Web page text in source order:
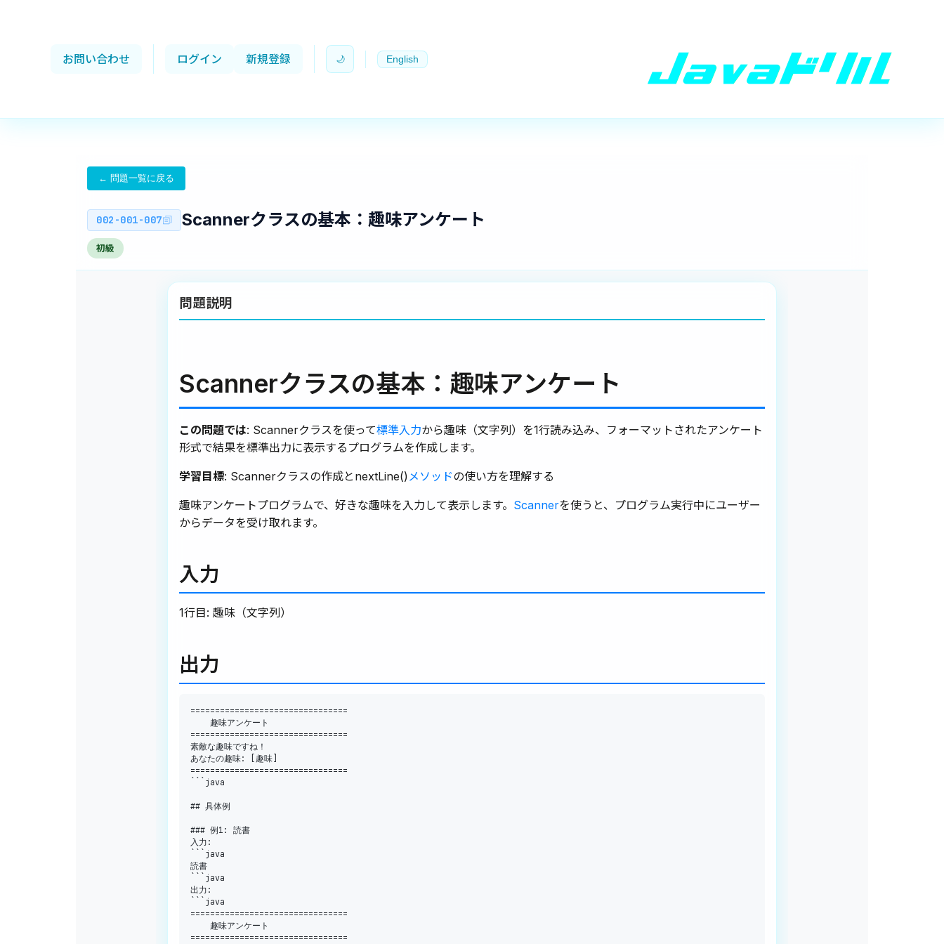
お問い合わせ ログイン 新規登録 🌙 English
← 問題一覧に戻る
002-001-007 Scannerクラスの基本：趣味アンケート
初級
問題説明
Scannerクラスの基本：趣味アンケート
この問題では: Scannerクラスを使って標準入力から趣味（文字列）を1行読み込み、フォーマットされたアンケート
形式で結果を標準出力に表示するプログラムを作成します。
学習目標: Scannerクラスの作成とnextLine() メソッドの使い方を理解する
趣味アンケートプログラムで、好きな趣味を入力して表示します。 Scannerを使うと、プログラム実行中にユーザー
からデータを受け取れます。
入力
1行目: 趣味（文字列）
出力
================================
================================
素敵な趣味ですね！
あなたの趣味: 趣味
================================
```java
## 具体例
### 例1 :
読書
入力 :
```java
読書
```java
出力 :
================================
================================